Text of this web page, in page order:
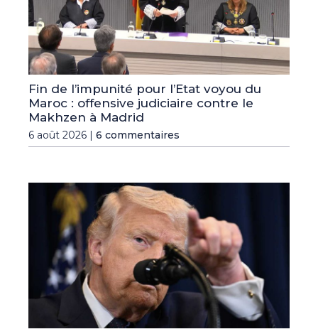
Fin de l’impunité pour l’Etat voyou du
Maroc : offensive judiciaire contre le
Makhzen à Madrid
6 août 2026 | 6 commentaires